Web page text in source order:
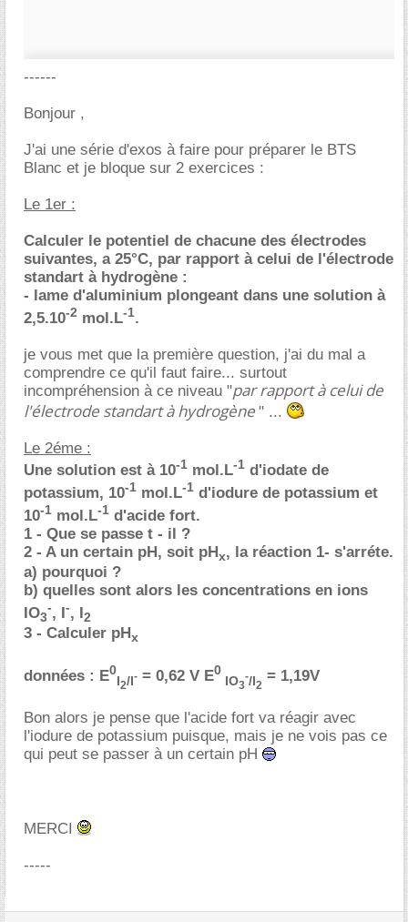
------
Bonjour ,
J'ai une série d'exos à faire pour préparer le BTS
Blanc et je bloque sur 2 exercices :
Le 1er :
Calculer le potentiel de chacune des électrodes
suivantes, a 25°C, par rapport à celui de l'électrode
standart à hydrogène :
- lame d'aluminium plongeant dans une solution à
2,5.10-2 mol.L-1.
je vous met que la première question, j'ai du mal a
comprendre ce qu'il faut faire... surtout
incompréhension à ce niveau "par rapport à celui de
l'électrode standart à hydrogène " ...
Le 2éme :
Une solution est à 10-1 mol.L-1 d'iodate de
potassium, 10-1 mol.L-1 d'iodure de potassium et
10-1 mol.L-1 d'acide fort.
1 - Que se passe t - il ?
2 - A un certain pH, soit pHx, la réaction 1- s'arréte.
a) pourquoi ?
b) quelles sont alors les concentrations en ions
IO3
-, I-, I2
3 - Calculer pHx
données : E0
I2/I- = 0,62 V E0
IO3
-/I2
= 1,19V
Bon alors je pense que l'acide fort va réagir avec
l'iodure de potassium puisque, mais je ne vois pas ce
qui peut se passer à un certain pH
MERCI
-----